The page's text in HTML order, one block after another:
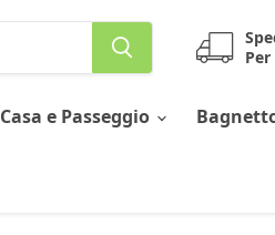
Casa e Passeggio